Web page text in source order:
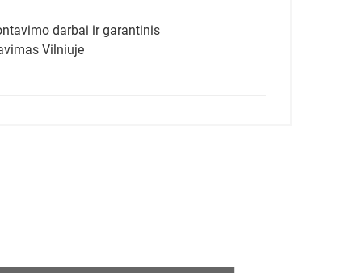
darbai ir garantinis
Vilniuje